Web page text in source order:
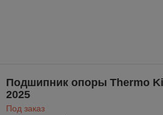
Подшипник опоры Thermo
2025
Под заказ